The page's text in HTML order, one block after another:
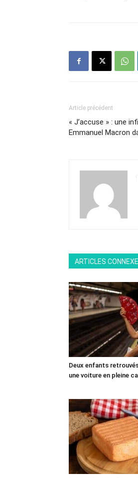
Article précédent
« J’accuse » : une
Emmanuel Macron
ARTICLES
Deux enfants
une voiture en pleine